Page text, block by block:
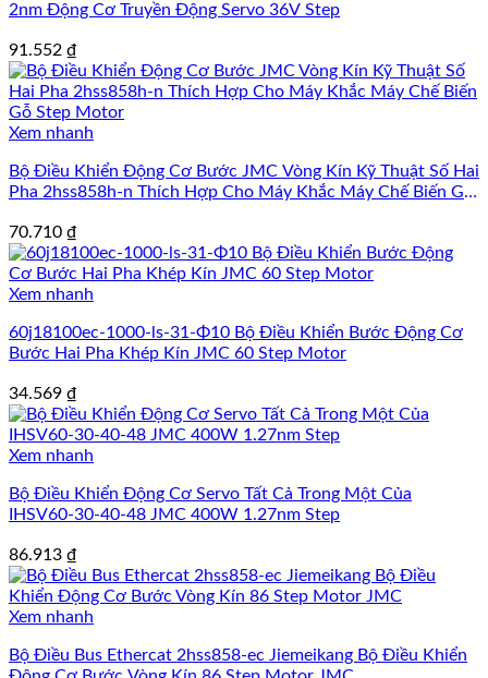
2nm Động Cơ Truyền Động Servo 36V Step
91.552 ₫
Xem nhanh
Bộ Điều Khiển Động Cơ Bước JMC Vòng Kín Kỹ Thuật Số Hai
Pha 2hss858h-n Thích Hợp Cho Máy Khắc Máy Chế Biến Gỗ
70.710 ₫
Xem nhanh
60j18100ec-1000-ls-31-Φ10 Bộ Điều Khiển Bước Động Cơ
Bước Hai Pha Khép Kín JMC 60 Step Motor
34.569 ₫
Xem nhanh
Bộ Điều Khiển Động Cơ Servo Tất Cả Trong Một Của
IHSV60-30-40-48 JMC 400W 1.27nm Step
86.913 ₫
Xem nhanh
Bộ Điều Bus Ethercat 2hss858-ec Jiemeikang Bộ Điều Khiển